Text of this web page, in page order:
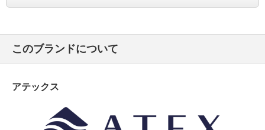
・もみ玉面に勢いよく身体を当てたりしない。
・使い始めは５分程度をめどに弱い刺激で使用する。
・１回の使用は１０分以内とし、１日の使用は３０分
以内にする。
・同一箇所への連続使用は避ける。
・マッサージの刺激が強すぎると感じた時は、もみ玉
を弱く当てる。
このブランドについて
アテックス